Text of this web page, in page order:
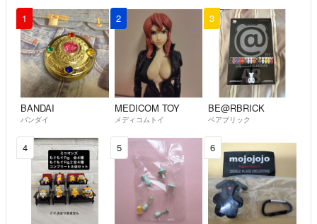
1
BANDAI
バンダイ
2
MEDICOM TOY
メディコムトイ
3
BE@RBRICK
ベアブリック
4 5 6